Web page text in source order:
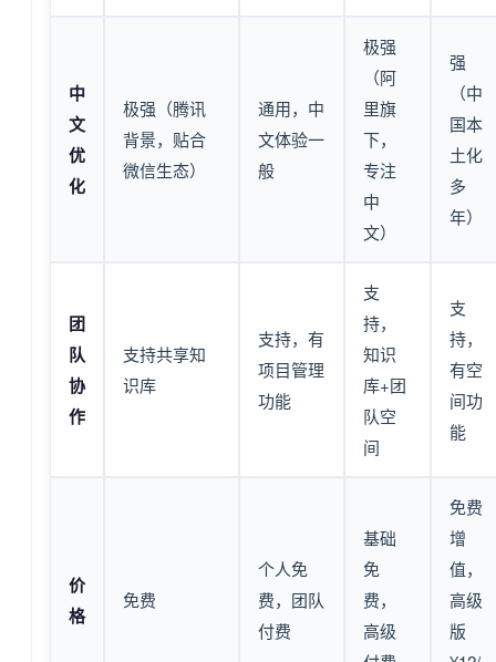
中
文
优
化
极强（腾讯
背景，贴合
微信生态）
通用，中
文体验一
般
极强
（阿
里旗
下，
专注
中
文）
强
（中
国本
土化
多
年）
团
队
协
作
支持共享知
识库
支持，有
项目管理
功能
支
持，
知识
库+团
队空
间
支
持，
有空
间功
能
价
格
免费
个人免
费，团队
付费
基础
免
费，
高级
免费
增
值，
高级
版